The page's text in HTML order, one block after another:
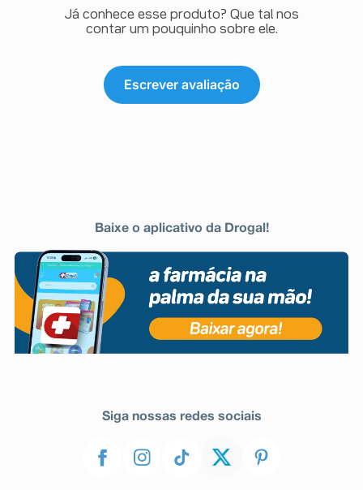
Já conhece esse produto? Que tal nos
contar um pouquinho sobre ele.
Escrever avaliação
Baixe o aplicativo da Drogal!
Siga nossas redes sociais